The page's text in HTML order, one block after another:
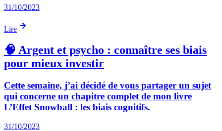
31/10/2023
Lire
🧠 Argent et psycho : connaître ses biais
pour mieux investir
Cette semaine, j’ai décidé de vous partager un sujet
qui concerne un chapitre complet de mon livre
L’Effet Snowball : les biais cognitifs.
31/10/2023